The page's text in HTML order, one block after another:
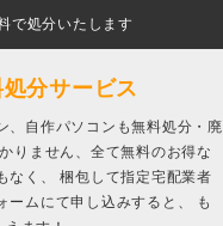
で処分いたします
分サービス
、自作パソコンも無料処分・廃
りません、全て無料のお得な
なく、 梱包して指定宅配業者
ームにて申し込みすると、 も